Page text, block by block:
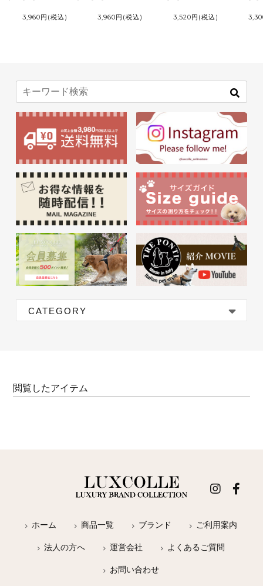
CATEGORY
3,960円 (税込) 3,960円 (税込) 3,520円 (税込)
閲覧したアイテム
ホーム 商品一覧 ブランド ご利用案内
法人の方へ 運営会社 よくあるご質問
お問い合わせ